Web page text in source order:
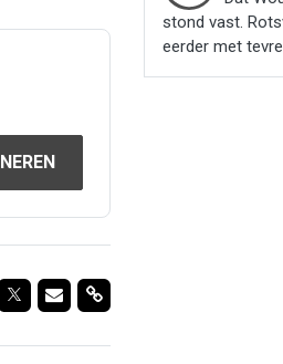
op Facebook
Delen op Twitter
Delen via Mail
Delen link
stond vast.
eerder met